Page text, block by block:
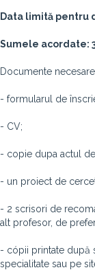
Data limită pentru
Sumele acordate:
Documente
- formularul de
- CV;
- copie dupa actul
- un proiect de
- 2 scrisori de
alt profesor, de
- cópii printate după
specialitate sau pe